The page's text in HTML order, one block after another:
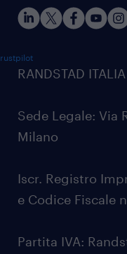
RANDSTAD
Sede Legale: Via
Milano
Iscr. Registro
e Codice Fiscale
Partita IVA: